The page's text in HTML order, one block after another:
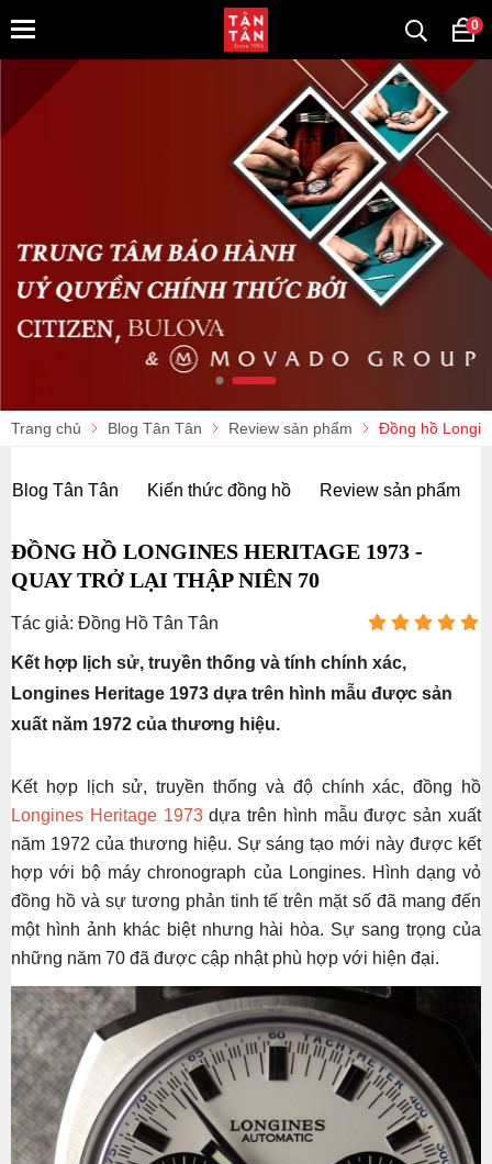
0
Trang chủ Blog Tân Tân Review sản phẩm Đồng hồ
Blog Tân Tân Kiến thức đồng hồ Review sản phẩm
ĐỒNG HỒ LONGINES HERITAGE 1973 -
QUAY TRỞ LẠI THẬP NIÊN 70
Tác giả: Đồng Hồ Tân Tân
Kết hợp lịch sử, truyền thống và tính chính xác,
Longines Heritage 1973 dựa trên hình mẫu được sản
xuất năm 1972 của thương hiệu.
Kết hợp lịch sử, truyền thống và độ chính xác, đồng hồ
Longines Heritage 1973dựa trên hình mẫu được sản xuất
năm 1972 của thương hiệu. Sự sáng tạo mới này được kết
hợp với bộ máy chronograph của Longines. Hình dạng vỏ
đồng hồ và sự tương phản tinh tế trên mặt số đã mang đến
một hình ảnh khác biệt nhưng hài hòa. Sự sang trọng của
những năm 70 đã được cập nhật phù hợp với hiện đại.